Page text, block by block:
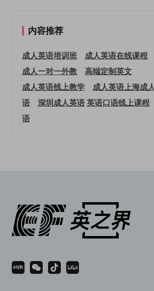
内容推荐
成人英语培训班
成人英语在线课程
成人一对一外教
高端定制英文
成人英语线上教学
成人英语上海成
语
深圳成人英语英语口语线上课程
语